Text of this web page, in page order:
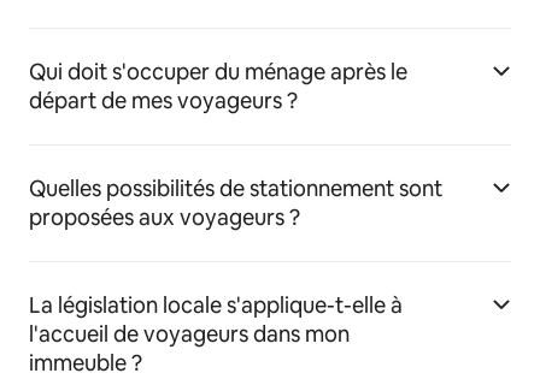
Qui doit s'occuper du ménage après le
départ de mes voyageurs ?
Quelles possibilités de stationnement sont
proposées aux voyageurs ?
La législation locale s'applique-t-elle à
l'accueil de voyageurs dans mon
immeuble ?